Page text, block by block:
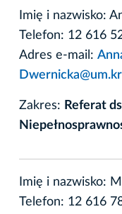
Imię i nazwisko:
Telefon: 12 616
Adres e-mail:
Zakres: Referat
Imię i nazwisko:
Telefon: 12 616